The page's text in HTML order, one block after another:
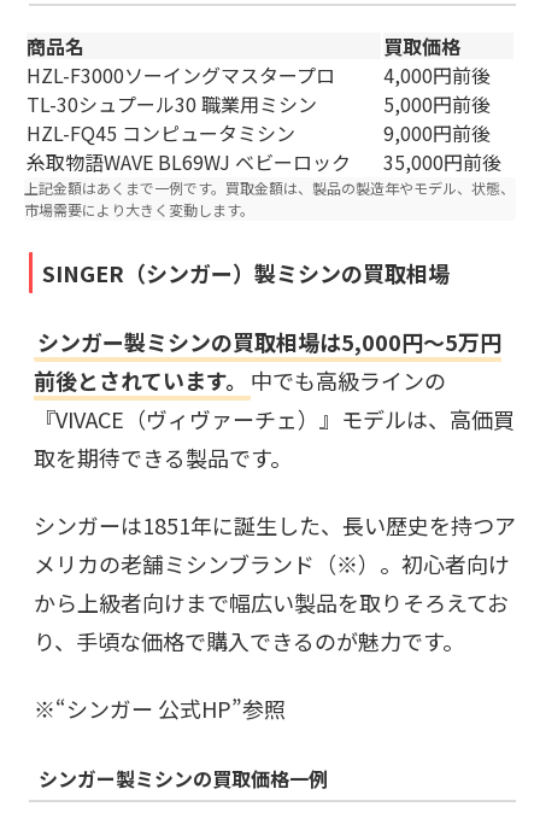
商品名
買取価格
HZL-F3000ソーイングマスタープロ
4,000円前後
TL-30シュプール30 職業用ミシン
5,000円前後
HZL-FQ45 コンピュータミシン
9,000円前後
糸取物語WAVE BL69WJ ベビーロック
35,000円前後
上記金額はあくまで一例です。買取金額は、製品の製造年やモデル、状態、
市場需要により大きく変動します。
SINGER（シンガー）製ミシンの買取相場
シンガー製ミシンの買取相場は5,000円～5万円
前後とされています。 中でも高級ラインの
『VIVACE（ヴィヴァーチェ）』モデルは、高価買
取を期待できる製品です。
シンガーは1851年に誕生した、長い歴史を持つア
メリカの老舗ミシンブランド（※）。初心者向け
から上級者向けまで幅広い製品を取りそろえてお
り、手頃な価格で購入できるのが魅力です。
※“シンガー 公式HP”参照
シンガー製ミシンの買取価格一例